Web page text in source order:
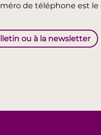
de téléphone est le
ou à la newsletter